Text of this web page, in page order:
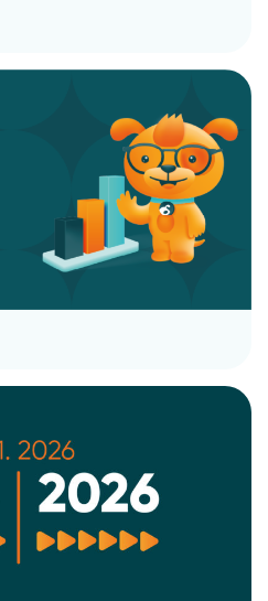
CELÝ ČLÁNEK